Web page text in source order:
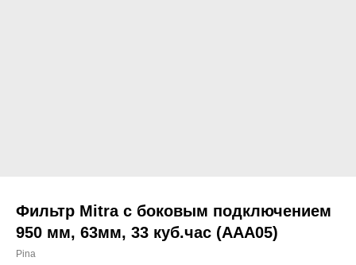
Фильтр Mitra с боковым подключением
950 мм, 63мм, 33 куб.час (ААA05)
Pina